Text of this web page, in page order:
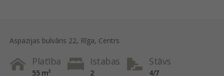
Aspazijas bulvāris 22, Rīga, Centrs
Platība
55 m²
Istabas
2
Stāvs
4/7